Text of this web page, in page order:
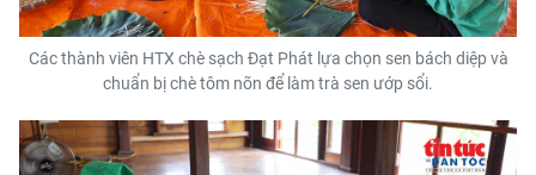
Các thành viên HTX chè sạch Đạt Phát lựa chọn sen bách diệp và
chuẩn bị chè tôm nõn để làm trà sen ướp sổi.